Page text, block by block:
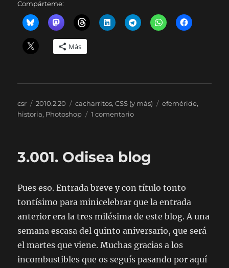
Compárteme:
Más
Autor
csr
Publicado
el
2010.2.20 Categorías
cacharritos,CSS (y más) Etiquetas
efeméride,
historia, Photoshop 1 comentarioen
3.001. Odisea blog
Pues eso. Entrada breve y con título tonto
tontísimo para minicelebrar que la entrada
anterior era la tres milésima de este blog. A una
semana escasa del quinto aniversario, que será
el martes que viene. Muchas gracias a los
incombustibles que os seguís pasando por aquí